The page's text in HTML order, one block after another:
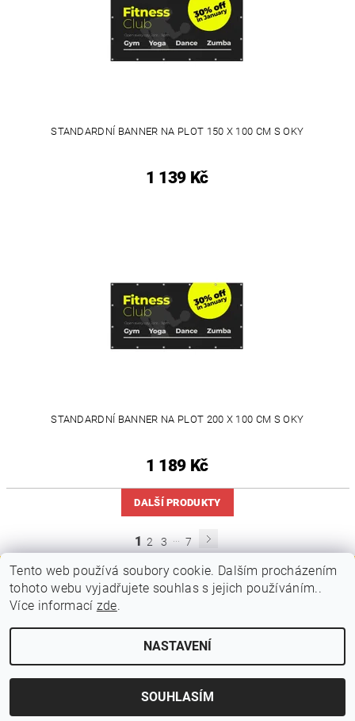
STANDARDNÍ BANNER NA PLOT 150 X 100 CM S OKY
1 139 Kč
STANDARDNÍ BANNER NA PLOT 200 X 100 CM S OKY
1 189 Kč
DALŠÍ PRODUKTY
1 2 3 ... 7
PLAKÁTOVÉ RÁMY A KLAPRÁMY | VITRÍNY A NÁSTĚNKY |
STOJANY A POUTAČE
2026 © VIPOL, všechna práva vyhrazena
Vytvořil Shoptet
Tento web používá soubory cookie. Dalším procházením
tohoto webu vyjadřujete souhlas s jejich používáním..
Více informací zde.
NASTAVENÍ
SOUHLASÍM